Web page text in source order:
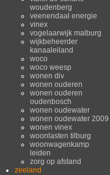
woudenberg
veenendaal energie
vinex
vogelaarwijk malburg
wijkbeheerder
kanaaleiland
woco
woco weesp
wonen div
wonen ouderen
wonen ouderen
oudenbosch
wonen oudewater
wonen oudewater 2009
wonen vinex
woonlasten tilburg
woonwagenkamp
leiden
zorg op afstand
zeeland